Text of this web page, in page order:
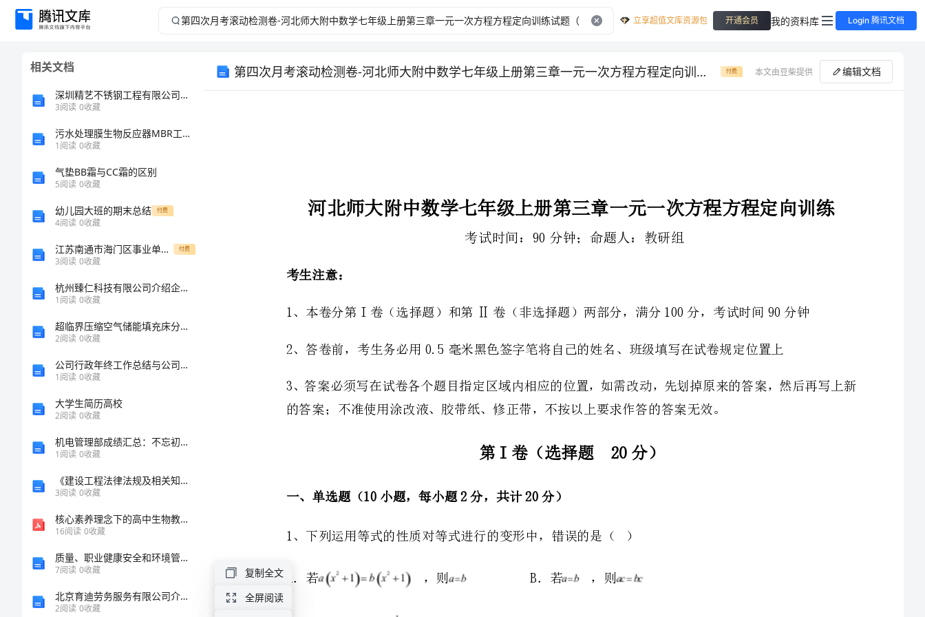
第
立享超值文库资源包 开通会员 我的资料库 Login 腾讯文档
相关文档
深圳精艺不锈钢工程有限公司介绍企业发展分析报告
3阅读 0收藏
污水处理膜生物反应器MBR工艺全解析
1阅读 0收藏
气垫BB霜与CC霜的区别
5阅读 0收藏
幼儿园大班的期末总结 付费
4阅读 0收藏
江苏南通市海门区事业单位公开招聘59人练习训练卷第0卷 付费
3阅读 0收藏
杭州臻仁科技有限公司介绍企业发展分析报告
1阅读 0收藏
超临界压缩空气储能填充床分级蓄冷方法研究
2阅读 0收藏
公司行政年终工作总结与公司行政年终总结汇编
1阅读 0收藏
大学生简历高校
2阅读 0收藏
机电管理部成绩汇总：不忘初心，砥砺前行
1阅读 0收藏
《建设工程法律法规及相关知识》模拟试题(27页)
3阅读 0收藏
核心素养理念下的高中生物教学探究教研课题论文开题结题中期研究报告精品
16阅读 0收藏
质量、职业健康安全和环境管理手册
7阅读 0收藏
北京育迪劳务服务有限公司介绍企业发展分析报告
2阅读 0收藏
第四次月考滚动检测卷-河北师大附中数学七年级上册第三章一元一次方程方程定向训练试题（含答案解析） 付费 本文由豆柴提供 编辑文档
则可得方程（）
1、本卷分第I卷（选择题）和第Ⅱ卷（非选择题）两部分，满分100分，考试时间90分钟
的答案；不准使用涂改液、胶带纸、修正带，不按以上要求作答的答案无效。
第I卷（选择题20分）
一、单选题（10小题，每小题2分，共计20分）
1、下列运用等式的性质对等式进行的变形中，错误的是（）
A．若，则B．若，则
C．若，则D．若，则
复制全文
全屏阅读